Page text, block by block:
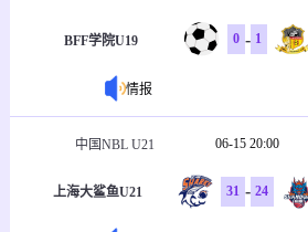
BFF学院U19 0 - 1
情报
中国NBL U21 06-15 20:00
上海大鲨鱼U21 31 - 24